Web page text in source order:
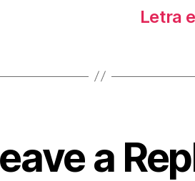
Letra
a